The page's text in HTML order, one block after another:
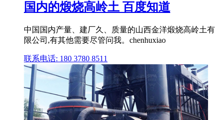
国内的煅烧高岭土 百度知道
中国国内产量、建厂久、质量的山西金洋煅烧高岭土有
限公司,有其他需要尽管问我。chenhuxiao
联系电话: 180 3780 8511